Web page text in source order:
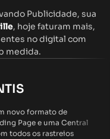
Publicidade, sua
, hoje faturam mais,
no digital com
medida.
novo formato de
Page e uma Central
todos os rastreios